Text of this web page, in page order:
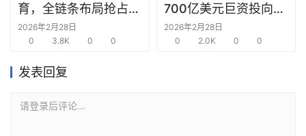
商
机
圈
育，全链条布局抢占新
赛道先机
2026年2月28日
0
3.8K 0 0
700亿美元巨资投向合
作方，竭力巩固AI芯片
需求
2026年2月28日
0
2.0K 0 0
发表回复
请登录后评论...